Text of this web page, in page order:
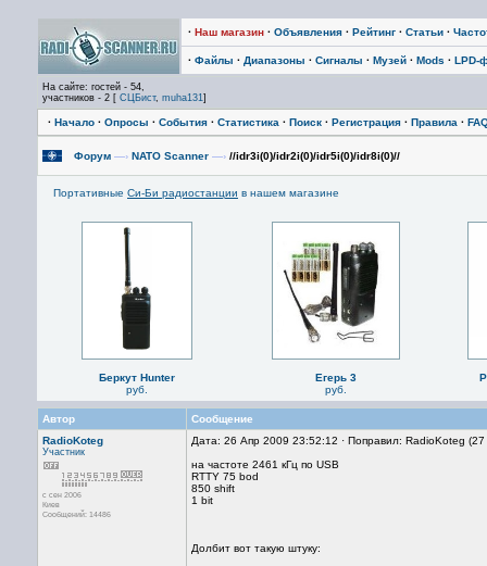
· Наш магазин · Объявления · Рейтинг · Статьи ·
· Файлы · Диапазоны · Сигналы · Музей · Mods · LPD-
На сайте: гостей - 54,
участников - 2 [ СЦБист, muha131]
· Начало · Опросы · События · Статистика · Поиск · Регистрация · Правила ·
Форум —› NATO Scanner —› //idr3i(0)/idr2i(0)/idr5i(0)/idr8i(0)//
Портативные Си-Би радиостанции в нашем магазине
Беркут Hunter
руб.
Егерь 3
руб.
Автор
Сообщение
RadioKoteg
Участник
с сен 2006
Киев
Сообщений: 14486
Дата: 26 Апр 2009 23:52:12 · Поправил: RadioKoteg
на частоте 2461 кГц по USB
RTTY 75 bod
850 shift
1 bit
Долбит вот такую штуку: